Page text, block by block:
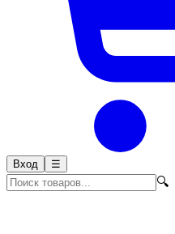
Вход ☰
🔍